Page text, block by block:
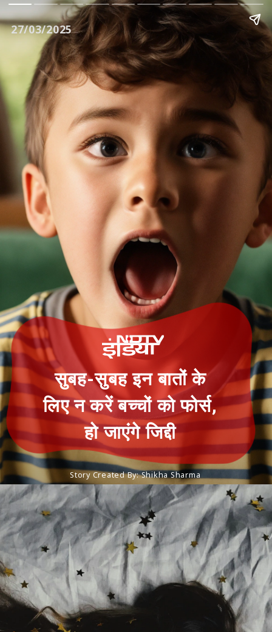
27/03/2025
Story Created By: Shikha Sharma
सुबह-सुबह इन बातों के
लिए न करें बच्‍चों को फोर्स,
हो जाएंगे जिद्दी